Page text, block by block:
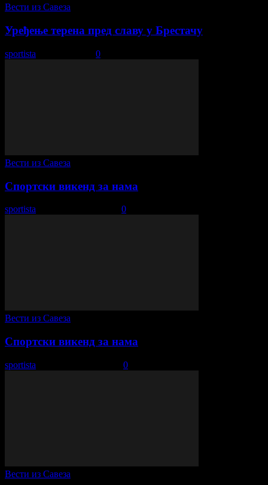
Вести из Савеза
Уређење терена пред славу у Брестачу
sportista 0
Вести из Савеза
Спортски викенд за нама
sportista 0
Вести из Савеза
Спортски викенд за нама
sportista 0
Вести из Савеза